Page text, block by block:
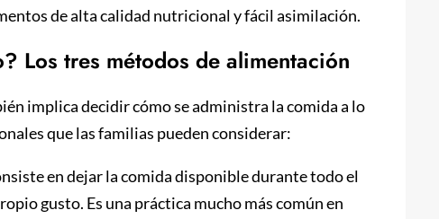
de alta calidad nutricional y fácil asimilación.
Los tres métodos de alimentación
implica decidir cómo se administra la comida a lo
que las familias pueden considerar:
en dejar la comida disponible durante todo el
gusto. Es una práctica mucho más común en